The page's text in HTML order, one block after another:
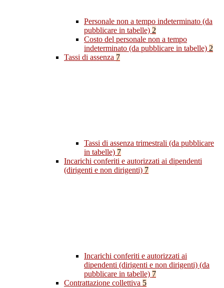
Personale non a tempo indeterminato (da
pubblicare in tabelle) 2
Costo del personale non a tempo
indeterminato (da pubblicare in tabelle) 2
Tassi di assenza 7
Tassi di assenza trimestrali (da pubblicare
in tabelle) 7
Incarichi conferiti e autorizzati ai dipendenti
(dirigenti e non dirigenti) 7
Incarichi conferiti e autorizzati ai
dipendenti (dirigenti e non dirigenti) (da
pubblicare in tabelle) 7
Contrattazione collettiva 5